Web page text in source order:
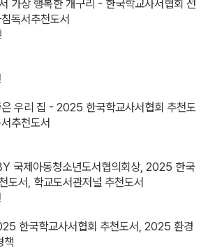
가장 행복한 개구리 - 한국학교사서협회 선
독서추천도서
우리 집 - 2025 한국학교사서협회 추천도
추천도서
국제아동청소년도서협의회상, 2025 한국
도서, 학교도서관저널 추천도서
한국학교사서협회 추천도서, 2025 환경
책